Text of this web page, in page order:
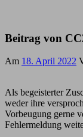
Beitrag von
Am 18. April 2022
Als begeisterter
weder ihre
Vorbeugung gerne
Fehlermeldung